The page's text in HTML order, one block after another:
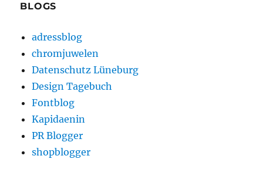
BLOGS
adressblog
chromjuwelen
Datenschutz Lüneburg
Design Tagebuch
Fontblog
Kapidaenin
PR Blogger
shopblogger